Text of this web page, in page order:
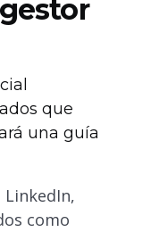
que
una guía
como